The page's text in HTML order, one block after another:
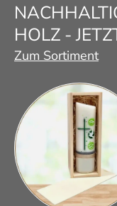
HOLZ -
Zum Sortiment